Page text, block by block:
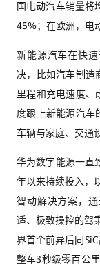
国电动汽车销量将
45%；在欧洲，电
新能源汽车在快
决，比如汽车制造
里程和充电速度、
度跟上新能源汽车
车辆与家庭、交通
华为数字能源一直
年以来持续投入，
智动解决方案，
适、极致操控的驾
界首个前异后同
整车3秒级零百公